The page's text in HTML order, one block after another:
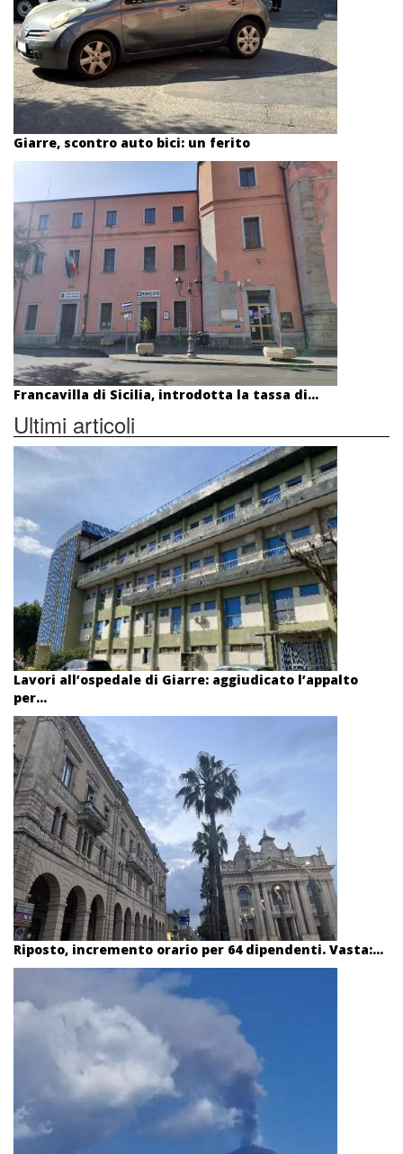
Giarre, scontro auto bici: un ferito
Francavilla di Sicilia, introdotta la tassa di...
Ultimi articoli
Lavori all’ospedale di Giarre: aggiudicato l’appalto
per...
Riposto, incremento orario per 64 dipendenti. Vasta:...